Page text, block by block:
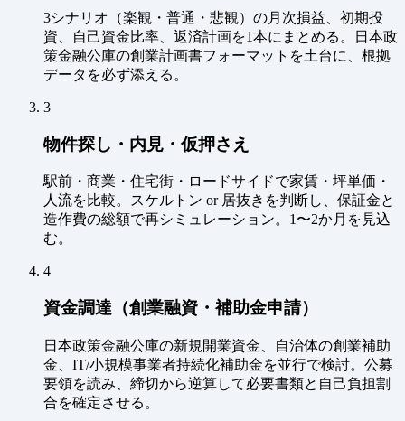
3シナリオ（楽観・普通・悲観）の月次損益、初期投
資、自己資金比率、返済計画を1本にまとめる。日本政
策金融公庫の創業計画書フォーマットを土台に、根拠
データを必ず添える。
3
物件探し・内見・仮押さえ
駅前・商業・住宅街・ロードサイドで家賃・坪単価・
人流を比較。スケルトン or 居抜きを判断し、保証金と
造作費の総額で再シミュレーション。1〜2か月を見込
む。
4
資金調達（創業融資・補助金申請）
日本政策金融公庫の新規開業資金、自治体の創業補助
金、IT/小規模事業者持続化補助金を並行で検討。公募
要領を読み、締切から逆算して必要書類と自己負担割
合を確定させる。